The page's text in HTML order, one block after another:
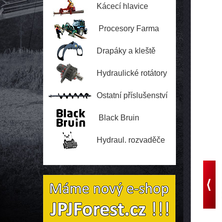
Kácecí hlavice
Procesory Farma
Drapáky a kleště
Hydraulické rotátory
Ostatní příslušenství
Black Bruin
Hydraul. rozvaděče